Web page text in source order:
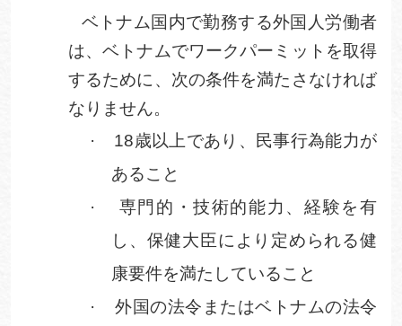
ベトナム国内で勤務する外国人労働者
は、ベトナムでワークパーミットを取得
するために、次の条件を満たさなければ
なりません。
·
18歳以上であり、民事行為能力が
あること
·
専門的・技術的能力、経験を有
し、保健大臣により定められる健
康要件を満たしていること
·
外国の法令またはベトナムの法令